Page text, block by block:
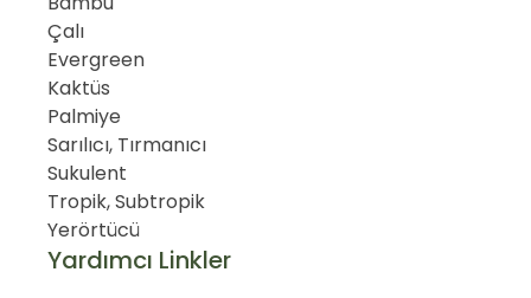
Çalı
Evergreen
Kaktüs
Palmiye
Sarılıcı, Tırmanıcı
Sukulent
Tropik, Subtropik
Yerörtücü
Yardımcı Linkler